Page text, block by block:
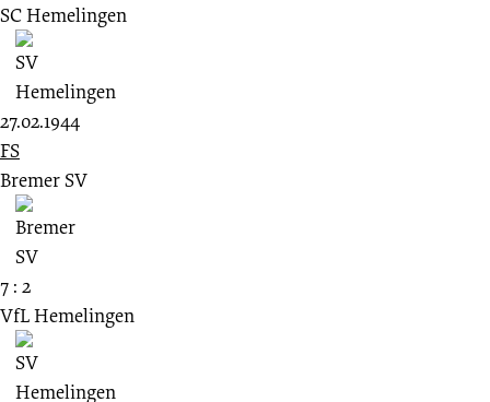
SC Hemelingen
27.02.1944
FS
Bremer SV
7 : 2
VfL Hemelingen